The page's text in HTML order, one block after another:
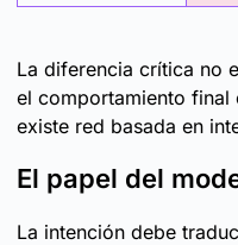
La diferencia crítica no
el comportamiento final
existe red basada en
El papel del
La intención debe